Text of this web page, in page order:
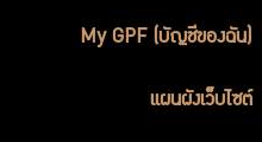
My GPF (บัญชีของฉัน)
แผนผังเว็บไซต์